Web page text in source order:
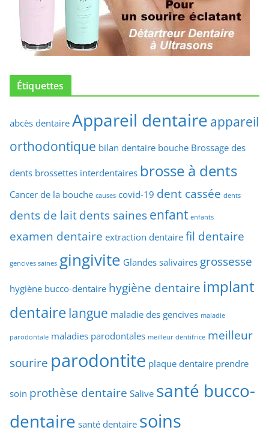
Étiquettes
abcès dentaire Appareil dentaire appareil
orthodontique bilan dentaire bouche Brossage des
dents brossettes interdentaires brosse à dents
Cancer de la bouche causes covid-19 dent cassée dents
dents de lait dents saines enfant enfants
examen dentaire extraction dentaire fil dentaire
gencives saines gingivite Glandes salivaires grossesse
hygiène bucco-dentaire hygiène dentaire implant
dentairelangue maladie des gencives maladie
parodontale maladies parodontales meilleur dentifrice meilleur
sourire parodontite plaque dentaire prendre
soin prothèse dentaire Salive santé bucco-
dentaire santé dentaire soins